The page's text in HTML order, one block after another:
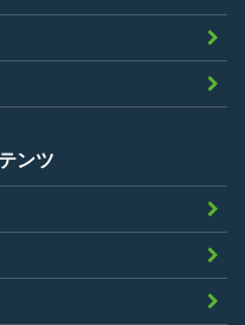
てはまっている
必要なパーティ
まっており且つ
持参できるこ
スにおいて、不
、クレジットカ
題のある行為を
ンツ